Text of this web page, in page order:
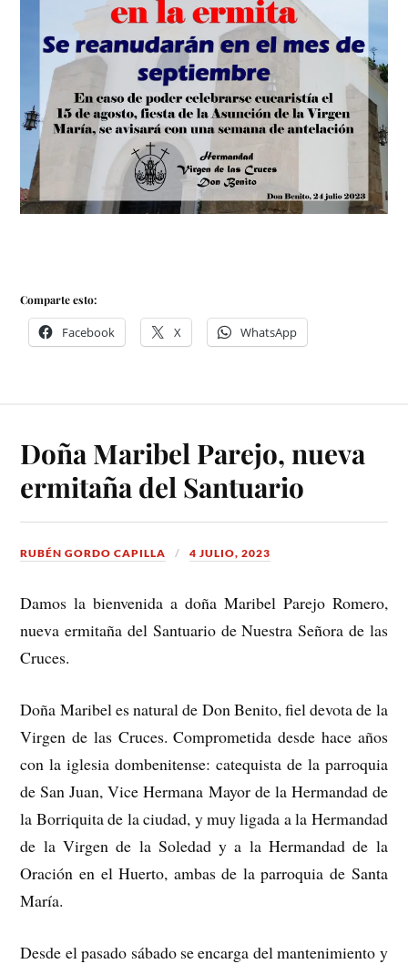
Comparte esto:
Facebook X WhatsApp
Doña Maribel Parejo, nueva
ermitaña del Santuario
RUBÉN GORDO CAPILLA 4 JULIO, 2023
Damos la bienvenida a doña Maribel Parejo Romero,
nueva ermitaña del Santuario de Nuestra Señora de las
Cruces.
Doña Maribel es natural de Don Benito, fiel devota de la
Virgen de las Cruces. Comprometida desde hace años
con la iglesia dombenitense: catequista de la parroquia
de San Juan, Vice Hermana Mayor de la Hermandad de
la Borriquita de la ciudad, y muy ligada a la Hermandad
de la Virgen de la Soledad y a la Hermandad de la
Oración en el Huerto, ambas de la parroquia de Santa
María.
Desde el pasado sábado se encarga del mantenimiento y